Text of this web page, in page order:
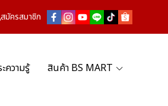
สมัครสมาชิก
ความรู้ สินค้า BS MART